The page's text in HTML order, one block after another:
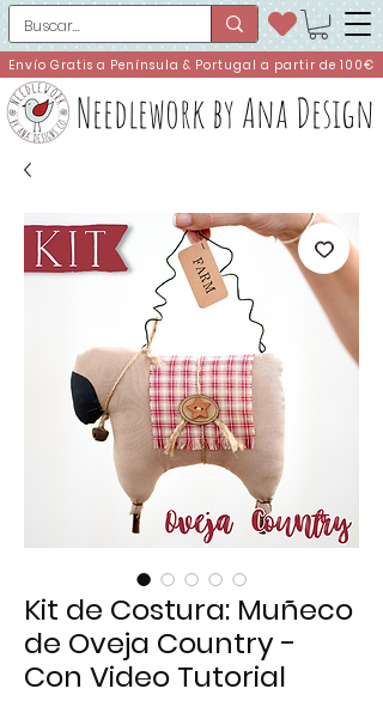
Needlework by Ana Design
Envío Gratis a Península & Portugal a partir de 100€
Kit de Costura: Muñeco
de Oveja Country -
Con Video Tutorial